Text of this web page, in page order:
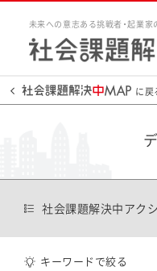
未来への意志ある挑戦者・起業
に戻
社会課題解決中アク
キーワードで絞る